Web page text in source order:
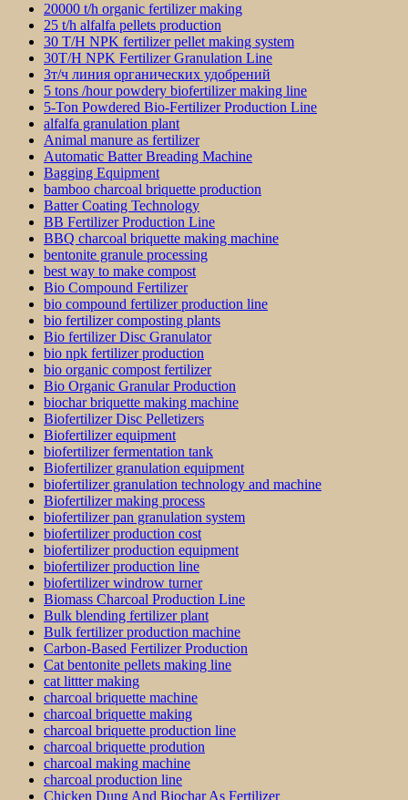
20000 t/h organic fertilizer making
25 t/h alfalfa pellets production
30 T/H NPK fertilizer pellet making system
30T/H NPK Fertilizer Granulation Line
3т/ч линия органических удобрений
5 tons /hour powdery biofertilizer making line
5-Ton Powdered Bio-Fertilizer Production Line
alfalfa granulation plant
Animal manure as fertilizer
Automatic Batter Breading Machine
Bagging Equipment
bamboo charcoal briquette production
Batter Coating Technology
BB Fertilizer Production Line
BBQ charcoal briquette making machine
bentonite granule processing
best way to make compost
Bio Compound Fertilizer
bio compound fertilizer production line
bio fertilizer composting plants
Bio fertilizer Disc Granulator
bio npk fertilizer production
bio organic compost fertilizer
Bio Organic Granular Production
biochar briquette making machine
Biofertilizer Disc Pelletizers
Biofertilizer equipment
biofertilizer fermentation tank
Biofertilizer granulation equipment
biofertilizer granulation technology and machine
Biofertilizer making process
biofertilizer pan granulation system
biofertilizer production cost
biofertilizer production equipment
biofertilizer production line
biofertilizer windrow turner
Biomass Charcoal Production Line
Bulk blending fertilizer plant
Bulk fertilizer production machine
Carbon-Based Fertilizer Production
Cat bentonite pellets making line
cat littter making
charcoal briquette machine
charcoal briquette making
charcoal briquette production line
charcoal briquette prodution
charcoal making machine
charcoal production line
Chicken Dung And Biochar As Fertilizer